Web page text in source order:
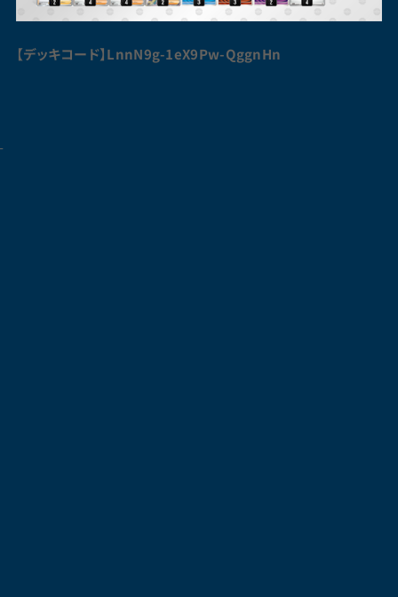
【デッキコード】LnnN9g-1eX9Pw-QggnHn